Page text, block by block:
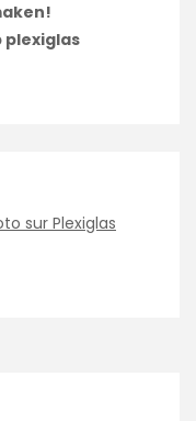
plexiglas
sur Plexiglas